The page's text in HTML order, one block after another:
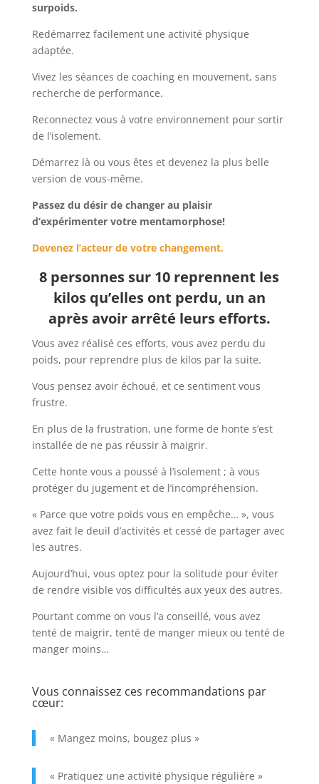
surpoids.
Redémarrez facilement une activité physique
adaptée.
Vivez les séances de coaching en mouvement, sans
recherche de performance.
Reconnectez vous à votre environnement pour sortir
de l’isolement.
Démarrez là ou vous êtes et devenez la plus belle
version de vous-même.
Passez du désir de changer au plaisir
d’expérimenter votre mentamorphose!
Devenez l’acteur de votre changement.
8 personnes sur 10 reprennent les
kilos qu’elles ont perdu, un an
après avoir arrêté leurs efforts.
Vous avez réalisé ces efforts, vous avez perdu du
poids, pour reprendre plus de kilos par la suite.
Vous pensez avoir échoué, et ce sentiment vous
frustre.
En plus de la frustration, une forme de honte s’est
installée de ne pas réussir à maigrir.
Cette honte vous a poussé à l’isolement ; à vous
protéger du jugement et de l’incompréhension.
« Parce que votre poids vous en empêche… », vous
avez fait le deuil d’activités et cessé de partager avec
les autres.
Aujourd’hui, vous optez pour la solitude pour éviter
de rendre visible vos difficultés aux yeux des autres.
Pourtant comme on vous l’a conseillé, vous avez
tenté de maigrir, tenté de manger mieux ou tenté de
manger moins…
Vous connaissez ces recommandations par
cœur:
« Mangez moins, bougez plus »
« Pratiquez une activité physique régulière »